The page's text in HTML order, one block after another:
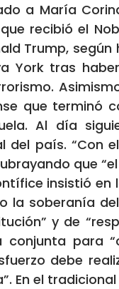
a María
recibió el
Trump,
York tras
que terminó
Al día
del país. “Con
que
insistió
la soberanía
y de
para
debe
En el